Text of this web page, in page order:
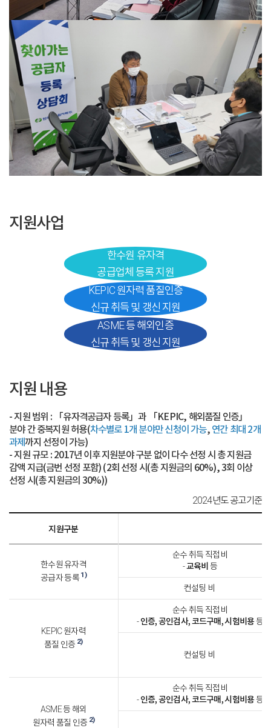
지원사업
한수원 유자격
공급업체 등록 지원
KEPIC 원자력 품질인증
신규 취득 및 갱신 지원
ASME 등 해외인증
신규 취득 및 갱신 지원
지원 내용
- 지원 범위 : 「유자격공급자 등록」과 「KEPIC, 해외품질 인증」
분야 간 중복지원 허용(차수별로 1개 분야만 신청이 가능, 연간 최대 2개
과제까지 선정이 가능)
- 지원 규모 : 2017년 이후 지원분야 구분 없이 다수 선정 시 총 지원금
감액 지급(금번 선정 포함) (2회 선정 시(총 지원금의 60%), 3회 이상
선정 시(총 지원금의 30%))
2024년도 공고기준
지원구분
한수원 유자격
공급자 등록 1)
순수 취득 직접비
-교육비 등
컨설팅 비
KEPIC 원자력
품질 인증 2)
순수 취득 직접비
-인증, 공인검사, 코드구매, 시험비용등
컨설팅 비
ASME 등 해외
원자력 품질 인증 2)
순수 취득 직접비
-인증, 공인검사, 코드구매, 시험비용등